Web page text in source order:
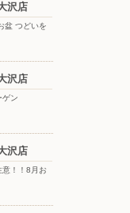
沢店
盆 つどいを
沢店
ン
沢店
！！8月お